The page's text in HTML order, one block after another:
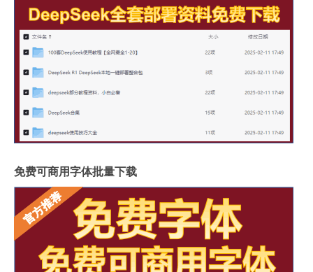
免费可商用字体批量下载